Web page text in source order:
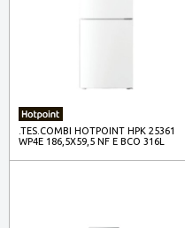
.TES.COMBI HOTPOINT HPK 25361
WP4E 186,5X59,5 NF E BCO 316L